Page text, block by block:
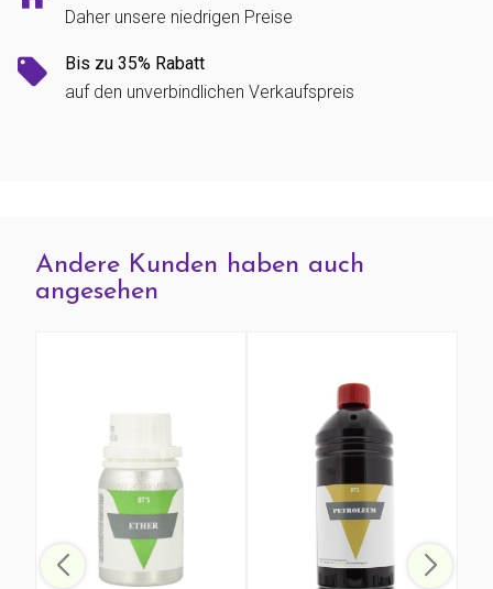
Daher unsere niedrigen Preise
Bis zu 35% Rabatt
auf den unverbindlichen Verkaufspreis
Andere Kunden haben auch
angesehen